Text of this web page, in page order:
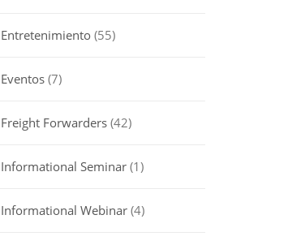
Entretenimiento(55)
Eventos(7)
Freight Forwarders(42)
Informational Seminar(1)
Informational Webinar(4)